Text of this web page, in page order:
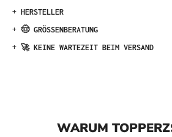
+ HERSTELLER
+ 🤠 GRÖSSENBERATUNG
+ 🚀 KEINE WARTEZEIT BEIM VERSAND
WARUM